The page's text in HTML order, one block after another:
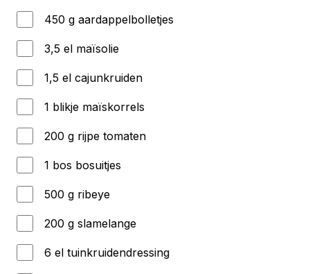
450 g aardappelbolletjes
3,5 el maïsolie
1,5 el cajunkruiden
1 blikje maïskorrels
200 g rijpe tomaten
1 bos bosuitjes
500 g ribeye
200 g slamelange
6 el tuinkruidendressing